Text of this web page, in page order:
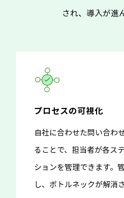
され、導入が進
プロセスの可視化
自社に合わせた問い合わ
ることで、担当者が各ス
ションを管理できます。
し、ボトルネックが解消